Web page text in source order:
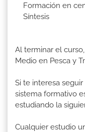
Formación en
Síntesis
Al terminar el
Medio en Pesca y
Si te interesa
sistema formativo
estudiando la
Cualquier estudio